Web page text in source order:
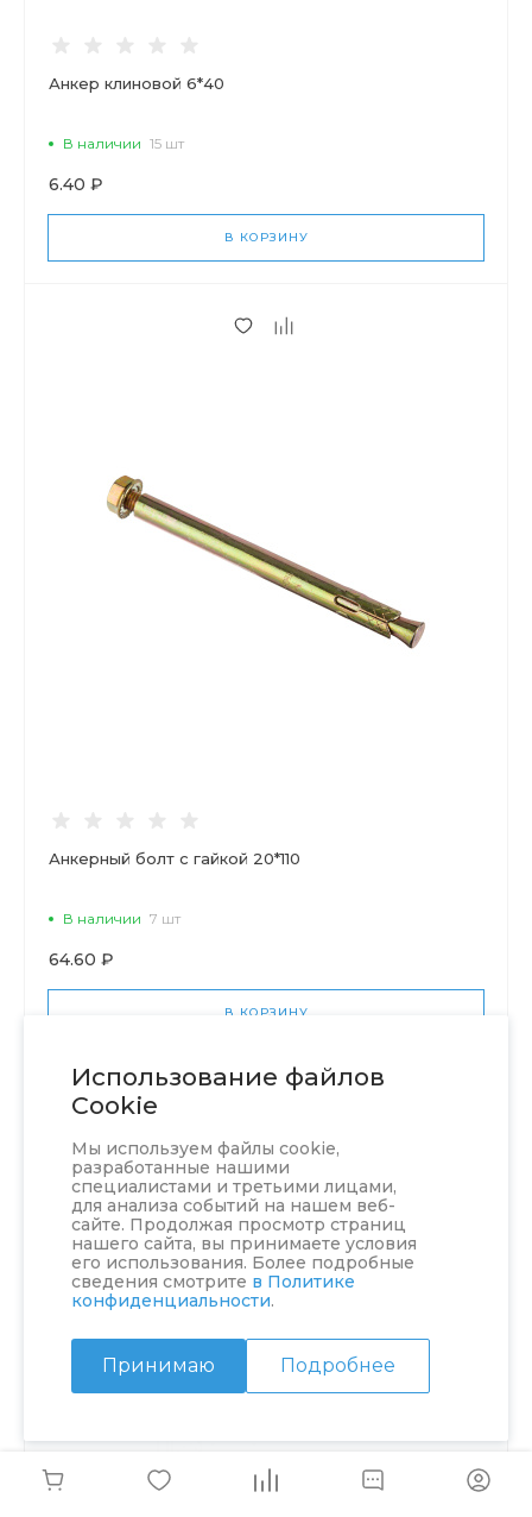
Использование файлов
Cookie
Мы используем файлы cookie,
разработанные нашими
специалистами и третьими лицами,
для анализа событий на нашем веб-
сайте. Продолжая просмотр страниц
нашего сайта, вы принимаете условия
его использования. Более подробные
сведения смотрите в Политике
конфиденциальности.
Принимаю Подробнее
Анкер клиновой 6*40
В наличии 15 шт
6.40 ₽
В КОРЗИНУ
Анкерный болт с гайкой 20*110
В наличии 7 шт
64.60 ₽
В КОРЗИНУ